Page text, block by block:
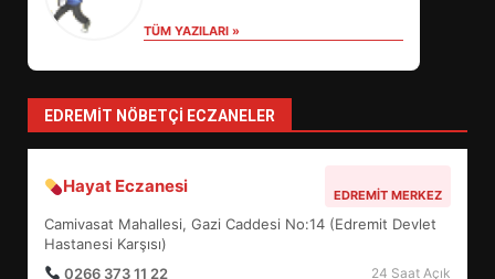
TÜM YAZILARI »
EDREMIT NÖBETÇI ECZANELER
Hayat Eczanesi EDREMIT MERKEZ
Camivasat Mahallesi, Gazi Caddesi No:14 (Edremit Devlet
Hastanesi Karşısı)
0266 373 11 22
24 Saat Açık
5
6
BURHANİYE SATRANÇ
TURNUVASI KAYITLARI NEYİ
DEĞİŞTİRİYOR?